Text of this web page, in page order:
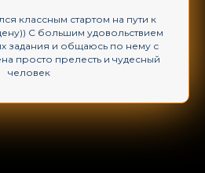
классным стартом на пути к
С большим удовольствием
задания и общаюсь по нему с
просто прелесть и чудесный
человек